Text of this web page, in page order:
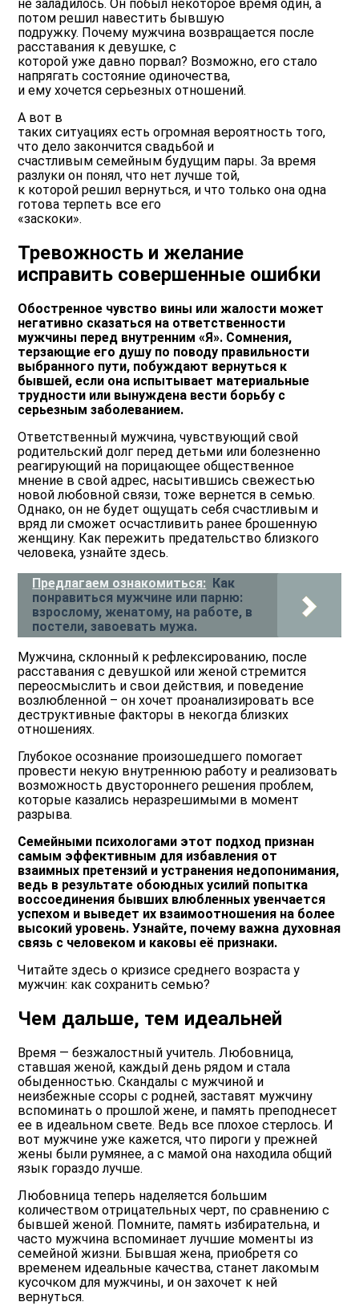
не заладилось. Он побыл некоторое время один, а
потом решил навестить бывшую
подружку. Почему мужчина возвращается после
расставания к девушке, с
которой уже давно порвал? Возможно, его стало
напрягать состояние одиночества,
и ему хочется серьезных отношений.
А вот в
таких ситуациях есть огромная вероятность того,
что дело закончится свадьбой и
счастливым семейным будущим пары. За время
разлуки он понял, что нет лучше той,
к которой решил вернуться, и что только она одна
готова терпеть все его
«заскоки».
Тревожность и желание
исправить совершенные ошибки
Обостренное чувство вины или жалости может
негативно сказаться на ответственности
мужчины перед внутренним «Я». Сомнения,
терзающие его душу по поводу правильности
выбранного пути, побуждают вернуться к
бывшей, если она испытывает материальные
трудности или вынуждена вести борьбу с
серьезным заболеванием.
Ответственный мужчина, чувствующий свой
родительский долг перед детьми или болезненно
реагирующий на порицающее общественное
мнение в свой адрес, насытившись свежестью
новой любовной связи, тоже вернется в семью.
Однако, он не будет ощущать себя счастливым и
вряд ли сможет осчастливить ранее брошенную
женщину. Как пережить предательство близкого
человека, узнайте здесь.
Предлагаем ознакомиться:
Как
понравиться мужчине или парню:
взрослому, женатому, на работе, в
постели, завоевать мужа.
Мужчина, склонный к рефлексированию, после
расставания с девушкой или женой стремится
переосмыслить и свои действия, и поведение
возлюбленной – он хочет проанализировать все
деструктивные факторы в некогда близких
отношениях.
Глубокое осознание произошедшего помогает
провести некую внутреннюю работу и реализовать
возможность двустороннего решения проблем,
которые казались неразрешимыми в момент
разрыва.
Семейными психологами этот подход признан
самым эффективным для избавления от
взаимных претензий и устранения недопонимания,
ведь в результате обоюдных усилий попытка
воссоединения бывших влюбленных увенчается
успехом и выведет их взаимоотношения на более
высокий уровень. Узнайте, почему важна духовная
связь с человеком и каковы её признаки.
Читайтездесь о кризисе среднего возраста у
мужчин: как сохранить семью?
Чем дальше, тем идеальней
Время — безжалостный учитель. Любовница,
ставшая женой, каждый день рядом и стала
обыденностью. Скандалы с мужчиной и
неизбежные ссоры с родней, заставят мужчину
вспоминать о прошлой жене, и память преподнесет
ее в идеальном свете. Ведь все плохое стерлось. И
вот мужчине уже кажется, что пироги у прежней
жены были румянее, а с мамой она находила общий
язык гораздо лучше.
Любовница теперь наделяется большим
количеством отрицательных черт, по сравнению с
бывшей женой. Помните, память избирательна, и
часто мужчина вспоминает лучшие моменты из
семейной жизни. Бывшая жена, приобретя со
временем идеальные качества, станет лакомым
кусочком для мужчины, и он захочет к ней
вернуться.